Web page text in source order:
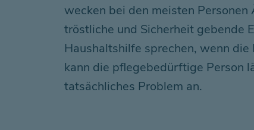
wecken bei den meisten
tröstliche und Sicherheit gebende
Haushaltshilfe sprechen, wenn
kann die pflegebedürftige Person
tatsächliches Problem an.